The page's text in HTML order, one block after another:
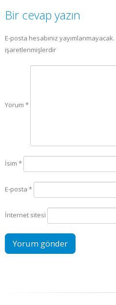
Bir cevap yazın
E-posta hesabınız yayımlanmayacak.
işaretlenmişlerdir
Yorum *
İsim *
E-posta *
İnternet sitesi